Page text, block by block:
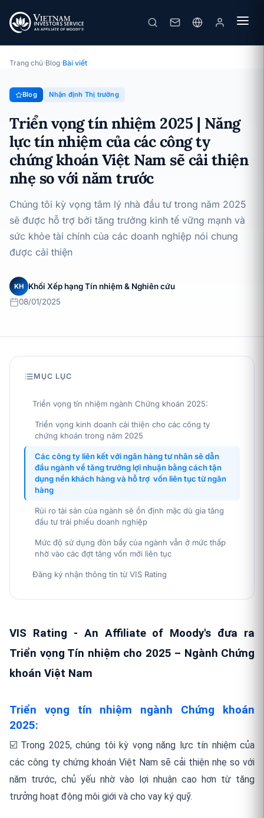
Nhận định Thị trường · 08/01/2025
Trang chủ›Blog›Bài viết
Blog Nhận định Thị trường
Triển vọng tín nhiệm 2025 | Năng
lực tín nhiệm của các công ty
chứng khoán Việt Nam sẽ cải thiện
nhẹ so với năm trước
Chúng tôi kỳ vọng tâm lý nhà đầu tư trong năm 2025
sẽ được hỗ trợ bởi tăng trưởng kinh tế vững mạnh và
sức khỏe tài chính của các doanh nghiệp nói chung
được cải thiện
KH
Khối Xếp hạng Tín nhiệm & Nghiên cứu
08/01/2025
VIS Rating - An Affiliate of Moody's đưa ra
Triển vọng Tín nhiệm cho 2025 – Ngành Chứng
khoán Việt Nam
Triển vọng tín nhiệm ngành Chứng khoán
2025:
☑️ Trong 2025, chúng tôi kỳ vọng năng lực tín nhiệm của
các công ty chứng khoán Việt Nam sẽ cải thiện nhẹ so với
năm trước, chủ yếu nhờ vào lợi nhuận cao hơn từ tăng
trưởng hoạt động môi giới và cho vay ký quỹ.
MỤC LỤC
Triển vọng tín nhiệm ngành Chứng khoán 2025:
Triển vọng kinh doanh cải thiện cho các công ty
chứng khoán trong năm 2025
Các công ty liên kết với ngân hàng tư nhân sẽ dẫn
đầu ngành về tăng trưởng lợi nhuận bằng cách tận
dụng nền khách hàng và hỗ trợ vốn liên tục từ ngân
hàng
Rủi ro tài sản của ngành sẽ ổn định mặc dù gia tăng
đầu tư trái phiếu doanh nghiệp
Mức độ sử dụng đòn bẩy của ngành vẫn ở mức thấp
nhờ vào các đợt tăng vốn mới liên tục
Đăng ký nhận thông tin từ VIS Rating